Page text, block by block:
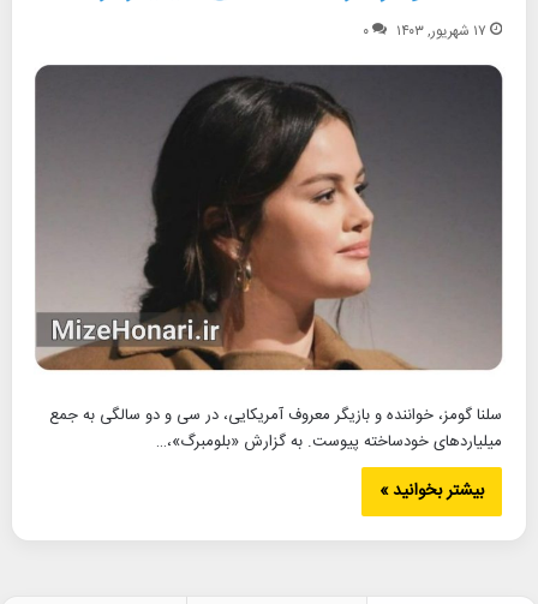
۱۷ شهریور, ۱۴۰۳ ۰
سلنا گومز، خواننده و بازیگر معروف آمریکایی، در سی و دو سالگی به جمع
میلیاردهای خودساخته پیوست. به گزارش «بلومبرگ»،…
بیشتر بخوانید »